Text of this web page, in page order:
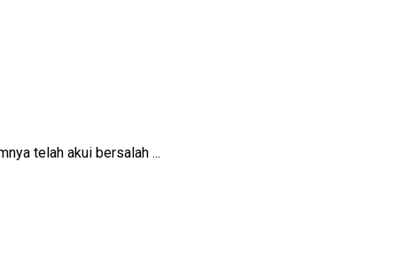
telah akui bersalah ...